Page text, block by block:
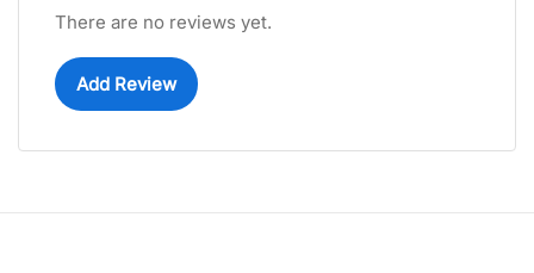
There are no reviews yet.
Add Review